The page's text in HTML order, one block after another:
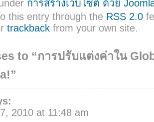
การสร้างเว็บไซต์ ด้วย
this entry through the RSS 2.0
trackback from your own site.
to “การปรับแต่งค่าใน
2010 at 11:48 am